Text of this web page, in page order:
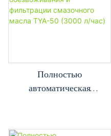
Полностью
автоматическая
фильтрации смазочного